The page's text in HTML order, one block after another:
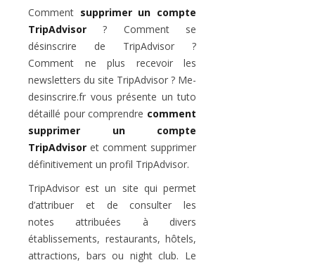
Comment supprimer un compte
TripAdvisor ? Comment se
désinscrire de TripAdvisor ?
Comment ne plus recevoir les
newsletters du site TripAdvisor ? Me-
desinscrire.fr vous présente un tuto
détaillé pour comprendre comment
supprimer un compte
TripAdvisor et comment supprimer
définitivement un profil TripAdvisor.
TripAdvisor est un site qui permet
d’attribuer et de consulter les
notes attribuées à divers
établissements, restaurants, hôtels,
attractions, bars ou night club. Le